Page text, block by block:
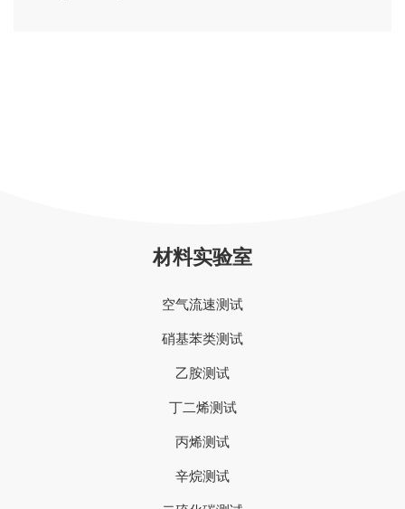
材料实验室
空气流速测试
硝基苯类测试
乙胺测试
丁二烯测试
丙烯测试
辛烷测试